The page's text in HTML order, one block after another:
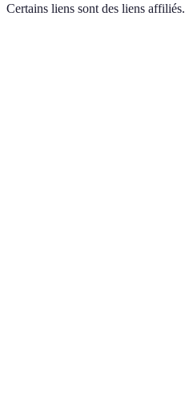
Certains liens sont des liens affiliés.